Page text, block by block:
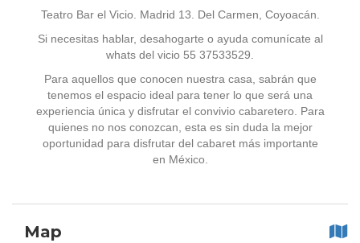
Teatro Bar el Vicio. Madrid 13. Del Carmen, Coyoacán.
Si necesitas hablar, desahogarte o ayuda comunícate al
whats del vicio 55 37533529.
Para aquellos que conocen nuestra casa, sabrán que
tenemos el espacio ideal para tener lo que será una
experiencia única y disfrutar el convivio cabaretero. Para
quienes no nos conozcan, esta es sin duda la mejor
oportunidad para disfrutar del cabaret más importante
en México.
Map